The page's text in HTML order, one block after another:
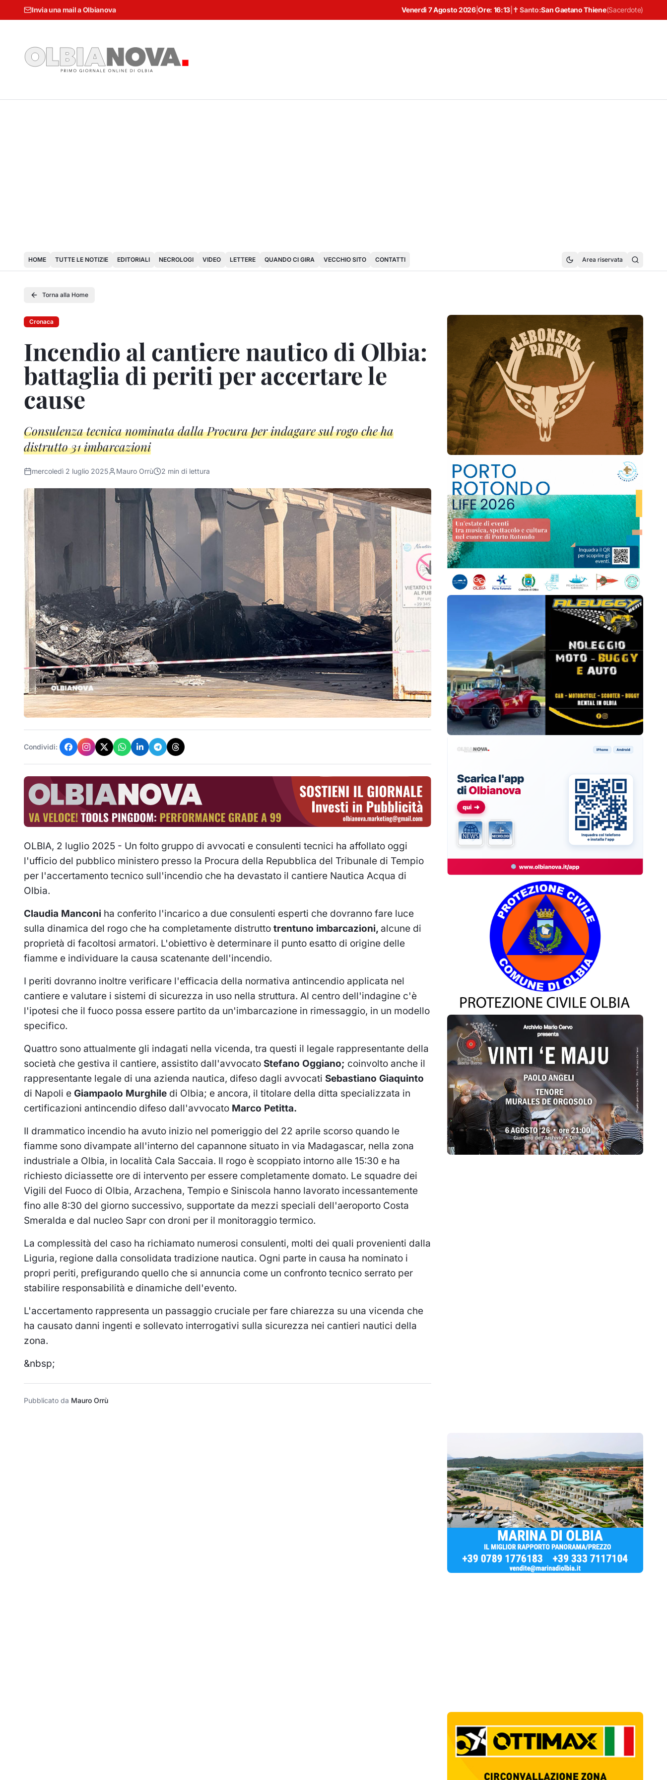
Invia una mail a Olbianova Venerdì 7 Agosto 2026|Ore: 16:13 ✝ Santo:San Gaetano Thiene(Sacerdote)
HOME TUTTE LE NOTIZIE EDITORIALI NECROLOGI VIDEO LETTERE QUANDO CI GIRA VECCHIO SITO CONTATTI Area riservata
Torna alla Home
Cronaca
Incendio al cantiere nautico di Olbia:
battaglia di periti per accertare le
cause
Consulenza tecnica nominata dalla Procura per indagare sul rogo che ha
distrutto 31 imbarcazioni
mercoledì 2 luglio 2025 Mauro Orrù 2 min di lettura
Condividi:
OLBIA, 2 luglio 2025 - Un folto gruppo di avvocati e consulenti tecnici ha affollato oggi
l'ufficio del pubblico ministero presso la Procura della Repubblica del Tribunale di Tempio
per l'accertamento tecnico sull'incendio che ha devastato il cantiere Nautica Acqua di
Olbia.
Claudia Manconi ha conferito l'incarico a due consulenti esperti che dovranno fare luce
sulla dinamica del rogo che ha completamente distrutto trentuno imbarcazioni, alcune di
proprietà di facoltosi armatori. L'obiettivo è determinare il punto esatto di origine delle
fiamme e individuare la causa scatenante dell'incendio.
I periti dovranno inoltre verificare l'efficacia della normativa antincendio applicata nel
cantiere e valutare i sistemi di sicurezza in uso nella struttura. Al centro dell'indagine c'è
l'ipotesi che il fuoco possa essere partito da un'imbarcazione in rimessaggio, in un modello
specifico.
Quattro sono attualmente gli indagati nella vicenda, tra questi il legale rappresentante della
società che gestiva il cantiere, assistito dall'avvocato Stefano Oggiano; coinvolto anche il
rappresentante legale di una azienda nautica, difeso dagli avvocati Sebastiano Giaquinto
di Napoli e Giampaolo Murghile di Olbia; e ancora, il titolare della ditta specializzata in
certificazioni antincendio difeso dall'avvocato Marco Petitta.
Il drammatico incendio ha avuto inizio nel pomeriggio del 22 aprile scorso quando le
fiamme sono divampate all'interno del capannone situato in via Madagascar, nella zona
industriale a Olbia, in località Cala Saccaia. Il rogo è scoppiato intorno alle 15:30 e ha
richiesto diciassette ore di intervento per essere completamente domato. Le squadre dei
Vigili del Fuoco di Olbia, Arzachena, Tempio e Siniscola hanno lavorato incessantemente
fino alle 8:30 del giorno successivo, supportate da mezzi speciali dell'aeroporto Costa
Smeralda e dal nucleo Sapr con droni per il monitoraggio termico.
La complessità del caso ha richiamato numerosi consulenti, molti dei quali provenienti dalla
Liguria, regione dalla consolidata tradizione nautica. Ogni parte in causa ha nominato i
propri periti, prefigurando quello che si annuncia come un confronto tecnico serrato per
stabilire responsabilità e dinamiche dell'evento.
L'accertamento rappresenta un passaggio cruciale per fare chiarezza su una vicenda che
ha causato danni ingenti e sollevato interrogativi sulla sicurezza nei cantieri nautici della
zona.
&nbsp;
Pubblicato da Mauro Orrù